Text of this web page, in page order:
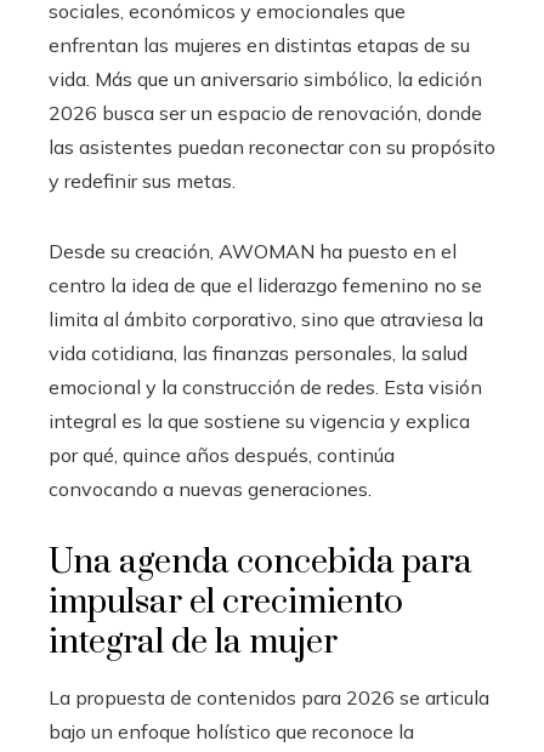
sociales, económicos y emocionales que
enfrentan las mujeres en distintas etapas de su
vida. Más que un aniversario simbólico, la edición
2026 busca ser un espacio de renovación, donde
las asistentes puedan reconectar con su propósito
y redefinir sus metas.
Desde su creación, AWOMAN ha puesto en el
centro la idea de que el liderazgo femenino no se
limita al ámbito corporativo, sino que atraviesa la
vida cotidiana, las finanzas personales, la salud
emocional y la construcción de redes. Esta visión
integral es la que sostiene su vigencia y explica
por qué, quince años después, continúa
convocando a nuevas generaciones.
Una agenda concebida para
impulsar el crecimiento
integral de la mujer
La propuesta de contenidos para 2026 se articula
bajo un enfoque holístico que reconoce la